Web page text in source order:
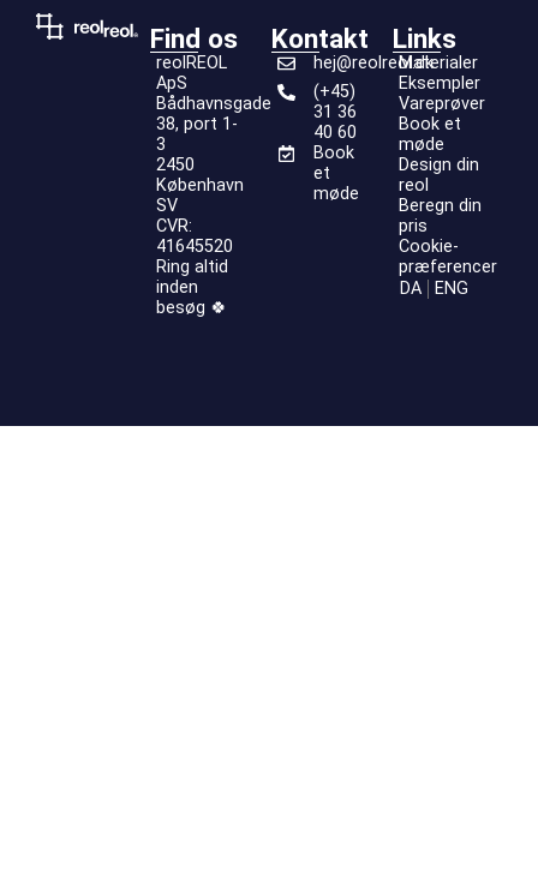
Find os
reolREOL
ApS
Bådhavnsgade
38, port 1-
3
2450
København
SV
CVR:
41645520
Ring altid
inden
besøg 🍀
Kontakt
hej@reolreol.dk
(+45)
31 36
40 60
Book
et
møde
Links
Materialer
Eksempler
Vareprøver
Book et
møde
Design din
reol
Beregn din
pris
Cookie-
præferencer
DA
ENG